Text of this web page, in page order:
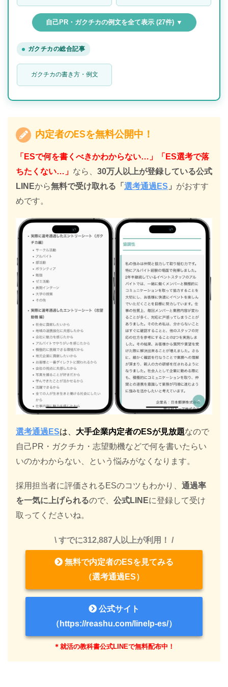
自己PR・ガクチカの例文を全て表示 (27件) ▼
ガクチカの総合記事
ガクチカの書き方・例文
内定者のESを無料公開中！
「ESで何を書くべきかわからない…」「ES選考で落
ちたくない…」 なら、 30万人以上が登録している公式
LINEから無料で受け取れる 「 選考通過ES 」 がおすす
めです。
選考通過ESは、 大手企業内定者のESが見放題なので
自己PR・ガクチカ・志望動機などで何を書いたらい
いのかわからない、という悩みがなくなります。
採用担当者に評価されるESのコツもわかり、 通過率
を一気に上げられるので、 公式LINEに登録して受け
取ってくださいね。
\ すでに312,887人以上が利用！ /
無料で内定者のESを見てみる
（選考通過ES）
公式サイト
（https://reashu.com/linelp-es/）
＊就活の教科書公式LINEで無料配布中！